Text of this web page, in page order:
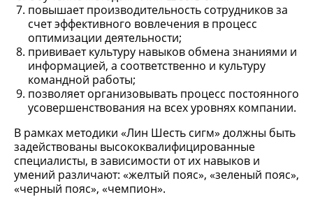
повышает производительность сотрудников за
счет эффективного вовлечения в процесс
оптимизации деятельности;
прививает культуру навыков обмена знаниями и
информацией, а соответственно и культуру
командной работы;
позволяет организовывать процесс постоянного
усовершенствования на всех уровнях компании.
В рамках методики «Лин Шесть сигм» должны быть
задействованы высококвалифицированные
специалисты, в зависимости от их навыков и
умений различают: «желтый пояс», «зеленый пояс»,
«черный пояс», «чемпион».